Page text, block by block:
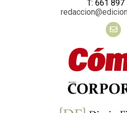
T: 661 897